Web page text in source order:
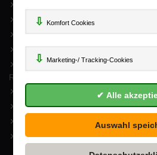
Kontakt
Sitemap
Newsletter
Mein Konto
Rund um Ihren Einkauf
Versand und Lieferung
Batterienhinweis
Komfort Cookies
Marketing-/ Tracking-Cookies